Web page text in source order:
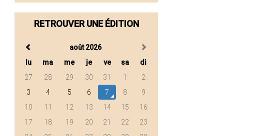
RETROUVER UNE ÉDITION
août 2026
lu
ma me je ve sa
di
27
28 29 30 31 1
2
3
4 5 6 7 8
9
10
11 12 13 14 15
16
17
18 19 20 21 22
23